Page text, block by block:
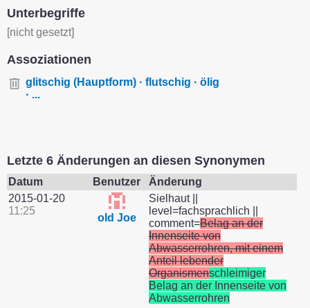
Unterbegriffe
[nicht gesetzt]
Assoziationen
glitschig (Hauptform) · flutschig · ölig
· ...
Letzte 6 Änderungen an diesen Synonymen
Datum Benutzer
Änderung
2015-01-20
11:25
old Joe
Sielhaut ||
level=fachsprachlich ||
comment=Belag an der
Innenseite von
Abwasserrohren, mit einem
Anteil lebender
Organismenschleimiger
Belag an der Innenseite von
Abwasserrohren